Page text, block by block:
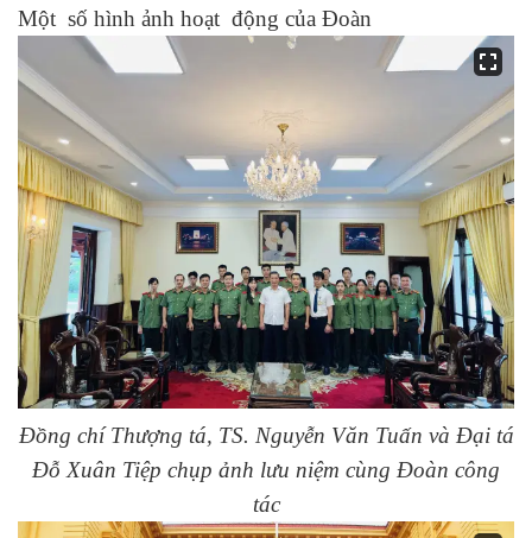
Một số hình ảnh hoạt động của Đoàn
Đồng chí Thượng tá, TS. Nguyễn Văn Tuấn và Đại tá
Đỗ Xuân Tiệp chụp ảnh lưu niệm cùng Đoàn công
tác